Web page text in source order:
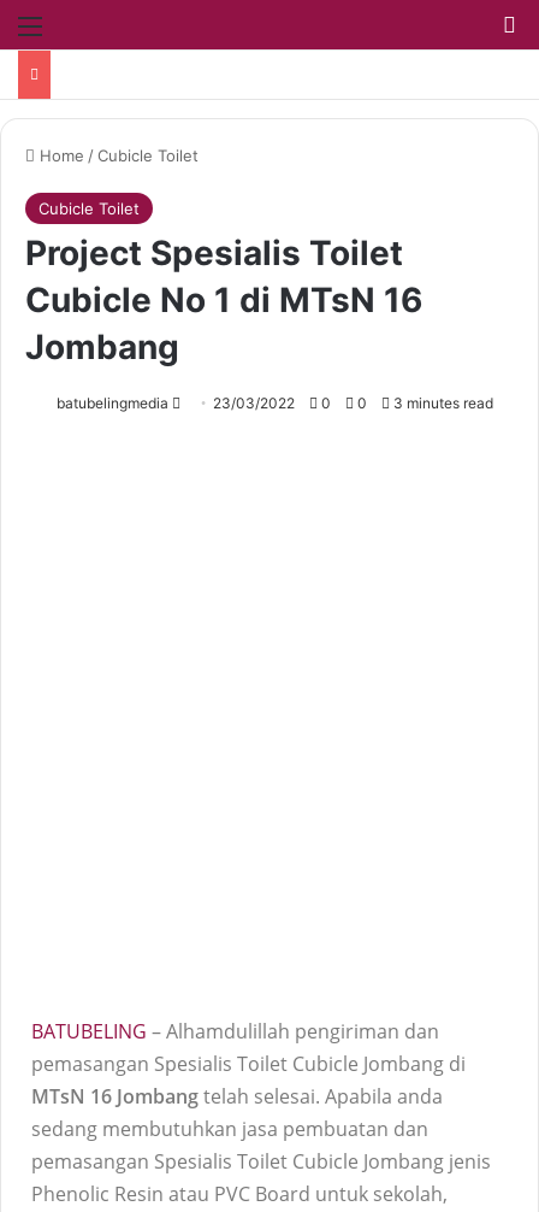
Home /Cubicle Toilet
Cubicle Toilet
Project Spesialis Toilet
Cubicle No 1 di MTsN 16
Jombang
batubelingmedia 23/03/2022 0 0 3 minutes read
BATUBELING – Alhamdulillah pengiriman dan
pemasangan Spesialis Toilet Cubicle Jombang di
MTsN 16 Jombangtelah selesai. Apabila anda
sedang membutuhkan jasa pembuatan dan
pemasangan Spesialis Toilet Cubicle Jombang jenis
Phenolic Resin atau PVC Board untuk sekolah,